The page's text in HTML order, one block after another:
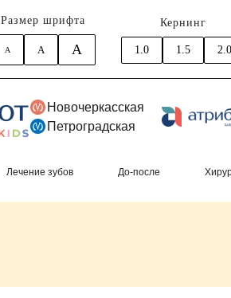
Размер шрифта
A A A
Кернинг
1.0 1.5 2.0
Новочеркасская
Петроградская
Лечение зубов До-после